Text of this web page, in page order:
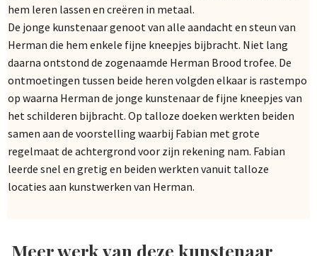
hem leren lassen en creëren in metaal.
De jonge kunstenaar genoot van alle aandacht en steun van
Herman die hem enkele fijne kneepjes bijbracht. Niet lang
daarna ontstond de zogenaamde Herman Brood trofee. De
ontmoetingen tussen beide heren volgden elkaar is rastempo
op waarna Herman de jonge kunstenaar de fijne kneepjes van
het schilderen bijbracht. Op talloze doeken werkten beiden
samen aan de voorstelling waarbij Fabian met grote
regelmaat de achtergrond voor zijn rekening nam. Fabian
leerde snel en gretig en beiden werkten vanuit talloze
locaties aan kunstwerken van Herman.
Meer werk van deze kunstenaar